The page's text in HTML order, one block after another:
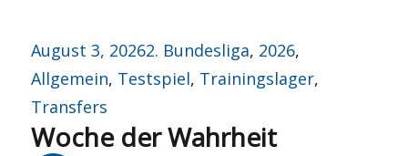
Veröffentlicht
am
August 3, 2026Kategorien
2. Bundesliga, 2026,
Allgemein, Testspiel, Trainingslager,
Transfers
Woche der Wahrheit